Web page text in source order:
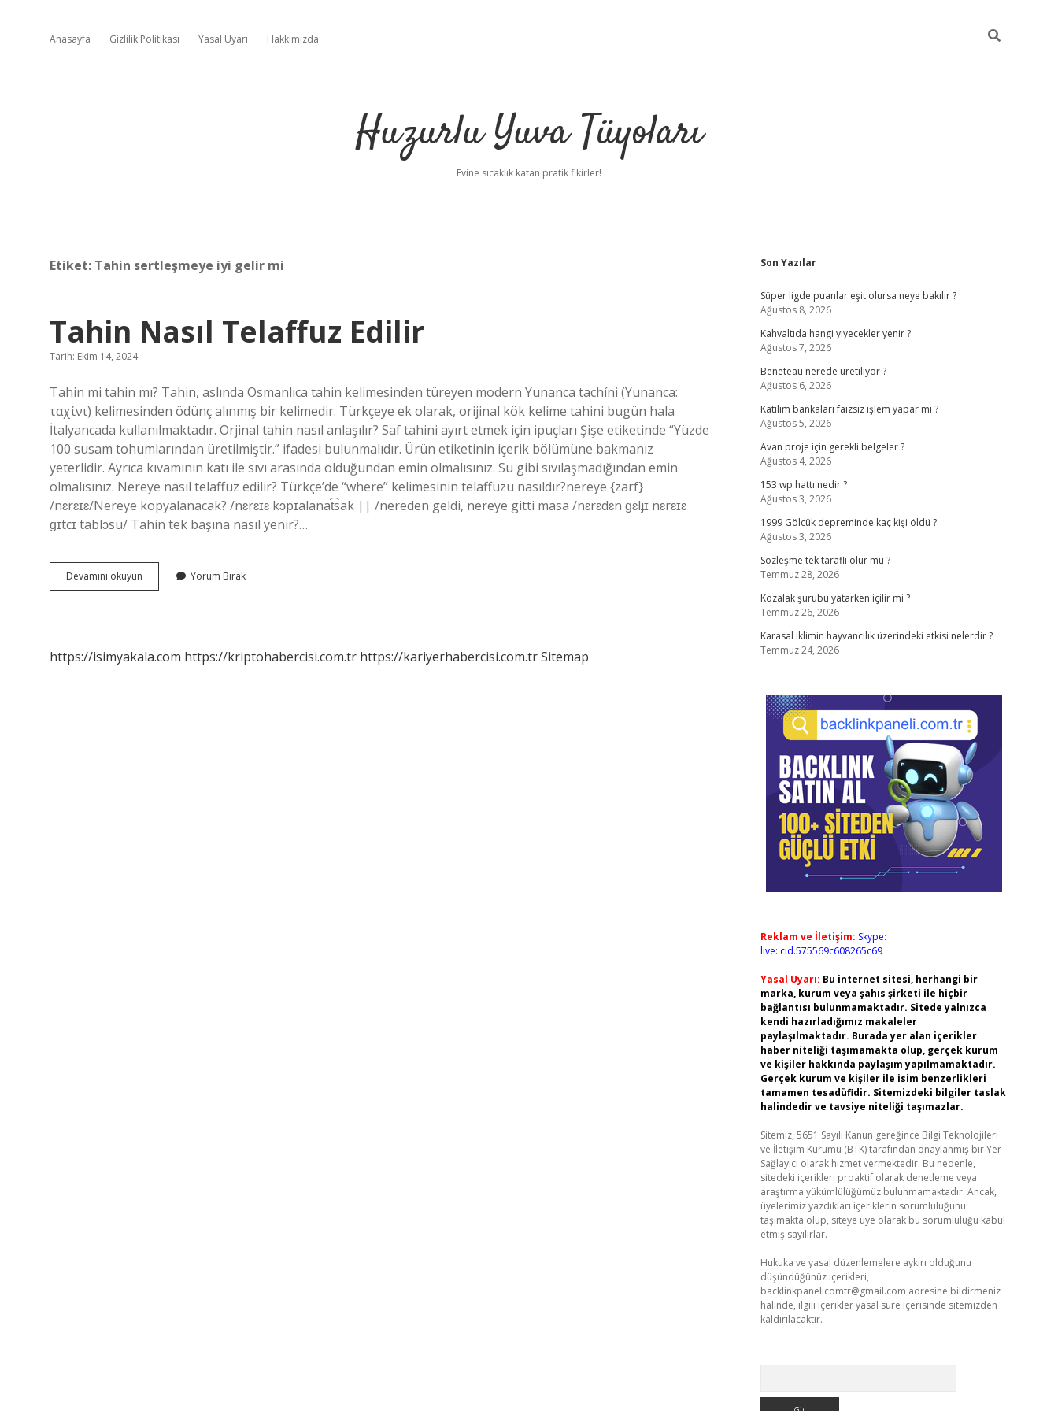
Anasayfa Gizlilik Politikası Yasal Uyarı Hakkımızda
Huzurlu Yuva Tüyoları
Evine sıcaklık katan pratik fikirler!
Etiket: Tahin sertleşmeye iyi gelir mi
Tahin Nasıl Telaffuz Edilir
Tarih: Ekim 14, 2024
Tahin mi tahin mı? Tahin, aslında Osmanlıca tahin kelimesinden türeyen modern Yunanca tachíni (Yunanca:
ταχίνι) kelimesinden ödünç alınmış bir kelimedir. Türkçeye ek olarak, orijinal kök kelime tahini bugün hala
İtalyancada kullanılmaktadır. Orjinal tahin nasıl anlaşılır? Saf tahini ayırt etmek için ipuçları Şişe etiketinde “Yüzde
100 susam tohumlarından üretilmiştir.” ifadesi bulunmalıdır. Ürün etiketinin içerik bölümüne bakmanız
yeterlidir. Ayrıca kıvamının katı ile sıvı arasında olduğundan emin olmalısınız. Su gibi sıvılaşmadığından emin
olmalısınız. Nereye nasıl telaffuz edilir? Türkçe’de “where” kelimesinin telaffuzu nasıldır?nereye {zarf}
/nɛrɛɪɛ/Nereye kopyalanacak? /nɛrɛɪɛ kɔpɪalanat͡sak || /nereden geldi, nereye gitti masa /nɛrɛdɛn ɡɛlɟɪ nɛrɛɪɛ
ɡɪtcɪ tablɔsu/ Tahin tek başına nasıl yenir?…
Devamını okuyun
Nasıl
Yorum Bırak
https://isimyakala.com https://kriptohabercisi.com.tr https://kariyerhabercisi.com.trSitemap
Sidebar
Son Yazılar
Süper ligde puanlar eşit olursa neye bakılır ?
Ağustos 8, 2026
Kahvaltıda hangi yiyecekler yenir ?
Ağustos 7, 2026
Beneteau nerede üretiliyor ?
Ağustos 6, 2026
Katılım bankaları faizsiz işlem yapar mı ?
Ağustos 5, 2026
Avan proje için gerekli belgeler ?
Ağustos 4, 2026
153 wp hattı nedir ?
Ağustos 3, 2026
1999 Gölcük depreminde kaç kişi öldü ?
Ağustos 3, 2026
Sözleşme tek taraflı olur mu ?
Temmuz 28, 2026
Kozalak şurubu yatarken içilir mi ?
Temmuz 26, 2026
Karasal iklimin hayvancılık üzerindeki etkisi nelerdir ?
Temmuz 24, 2026
Reklam ve İletişim: Skype:
live:.cid.575569c608265c69
Yasal Uyarı: Bu internet sitesi, herhangi bir
marka, kurum veya şahıs şirketi ile hiçbir
bağlantısı bulunmamaktadır. Sitede yalnızca
kendi hazırladığımız makaleler
paylaşılmaktadır. Burada yer alan içerikler
haber niteliği taşımamakta olup, gerçek kurum
ve kişiler hakkında paylaşım yapılmamaktadır.
Gerçek kurum ve kişiler ile isim benzerlikleri
tamamen tesadüfidir. Sitemizdeki bilgiler taslak
halindedir ve tavsiye niteliği taşımazlar.
Sitemiz, 5651 Sayılı Kanun gereğince Bilgi Teknolojileri
ve İletişim Kurumu (BTK) tarafından onaylanmış bir Yer
Sağlayıcı olarak hizmet vermektedir. Bu nedenle,
sitedeki içerikleri proaktif olarak denetleme veya
araştırma yükümlülüğümüz bulunmamaktadır. Ancak,
üyelerimiz yazdıkları içeriklerin sorumluluğunu
taşımakta olup, siteye üye olarak bu sorumluluğu kabul
etmiş sayılırlar.
Hukuka ve yasal düzenlemelere aykırı olduğunu
düşündüğünüz içerikleri,
backlinkpanelicomtr@gmail.com adresine bildirmeniz
halinde, ilgili içerikler yasal süre içerisinde sitemizden
kaldırılacaktır.